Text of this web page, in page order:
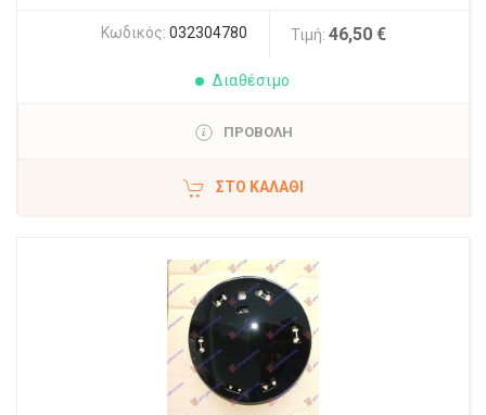
Κωδικός: 032304780 Τιμή: 46,50 €
Διαθέσιμο
ΠΡΟΒΟΛΗ
ΣΤΟ ΚΑΛΆΘΙ